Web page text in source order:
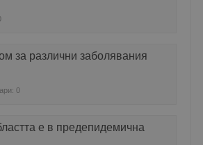
за различни заболявания
0
е в предепидемична